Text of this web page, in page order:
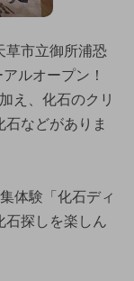
草市立御所浦恐
ルオープン！
え、化石のクリ
などがありま
体験「化石ディ
石探しを楽しん